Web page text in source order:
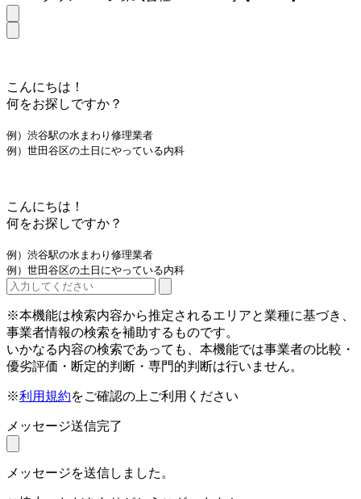
こんにちは！
何をお探しですか？
例）渋谷駅の水まわり修理業者
例）世田谷区の土日にやっている内科
こんにちは！
何をお探しですか？
例）渋谷駅の水まわり修理業者
例）世田谷区の土日にやっている内科
※本機能は検索内容から推定されるエリアと業種に基づき、
事業者情報の検索を補助するものです。
いかなる内容の検索であっても、本機能では事業者の比較・
優劣評価・断定的判断・専門的判断は行いません。
※利用規約をご確認の上ご利用ください
メッセージ送信完了
メッセージを送信しました。